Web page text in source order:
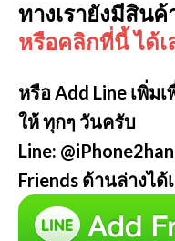
ทางเรายังมีสิน
หรือคลิกที่นี้ ได้
หรือ Add Line เพิ่ม
ให้ ทุกๆ วันครับ
Line:
Friends ด้านล่างได้